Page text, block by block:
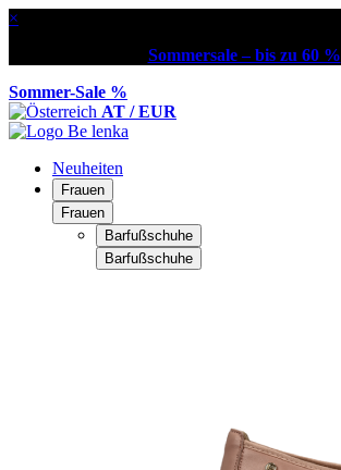
×
Sommersale – bis zu 60 %
Sommer-Sale %
AT / EUR
Neuheiten
Frauen
Frauen
Barfußschuhe
Barfußschuhe